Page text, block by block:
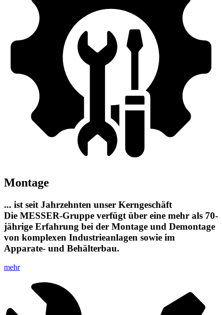
Montage
... ist seit Jahrzehnten unser Kerngeschäft
Die MESSER-Gruppe verfügt über eine mehr als 70-
jährige Erfahrung bei der Montage und Demontage
von komplexen Industrieanlagen sowie im
Apparate- und Behälterbau.
mehr